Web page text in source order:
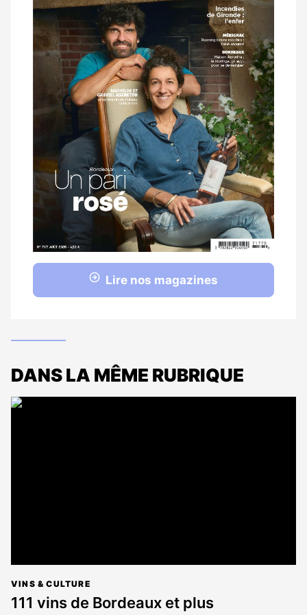
Lire nos magazines
DANS LA MÊME RUBRIQUE
VINS & CULTURE
111 vins de Bordeaux et plus